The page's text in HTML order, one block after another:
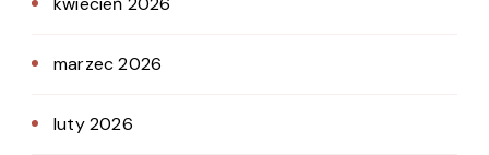
marzec 2026
luty 2026